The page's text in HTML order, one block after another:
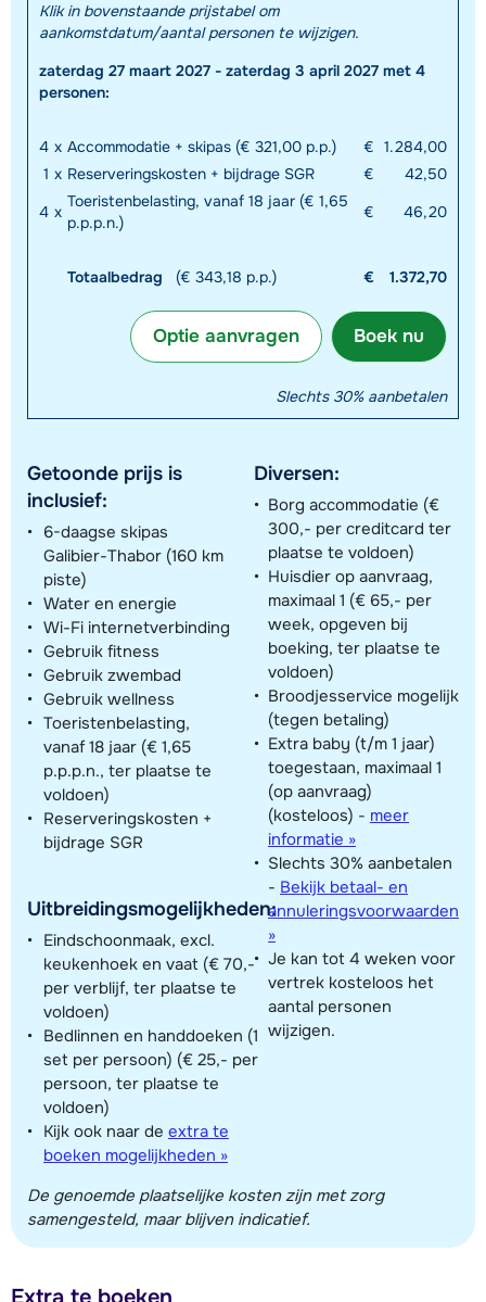
Klik in bovenstaande prijstabel om
aankomstdatum/aantal personen te wijzigen.
zaterdag 27 maart 2027 - zaterdag 3 april 2027 met 4
personen:
4 x Accommodatie + skipas (€ 321,00 p.p.) € 1.284,00
1 x Reserveringskosten + bijdrage SGR €
42,50
4 x
Toeristenbelasting, vanaf 18 jaar (€ 1,65
p.p.p.n.)
€ 46,20
Totaalbedrag (€ 343,18 p.p.) € 1.372,70
Boek nu
Optie aanvragen
Slechts 30% aanbetalen
Getoonde prijs is
inclusief:
6-daagse skipas
Galibier-Thabor (160 km
piste)
Water en energie
Wi-Fi internetverbinding
Gebruik fitness
Gebruik zwembad
Gebruik wellness
Toeristenbelasting,
vanaf 18 jaar (€ 1,65
p.p.p.n., ter plaatse te
voldoen)
Reserveringskosten +
bijdrage SGR
Uitbreidingsmogelijkheden:
Eindschoonmaak, excl.
keukenhoek en vaat (€ 70,-
per verblijf, ter plaatse te
voldoen)
Bedlinnen en handdoeken (1
set per persoon) (€ 25,- per
persoon, ter plaatse te
voldoen)
Kijk ook naar de extra te
boeken mogelijkheden »
Diversen:
Borg accommodatie (€
300,- per creditcard ter
plaatse te voldoen)
Huisdier op aanvraag,
maximaal 1 (€ 65,- per
week, opgeven bij
boeking, ter plaatse te
voldoen)
Broodjesservice mogelijk
(tegen betaling)
Extra baby (t/m 1 jaar)
toegestaan, maximaal 1
(op aanvraag)
(kosteloos) - meer
informatie »
Slechts 30% aanbetalen
- Bekijk betaal- en
annuleringsvoorwaarden
»
Je kan tot 4 weken voor
vertrek kosteloos het
aantal personen
wijzigen.
De genoemde plaatselijke kosten zijn met zorg
samengesteld, maar blijven indicatief.